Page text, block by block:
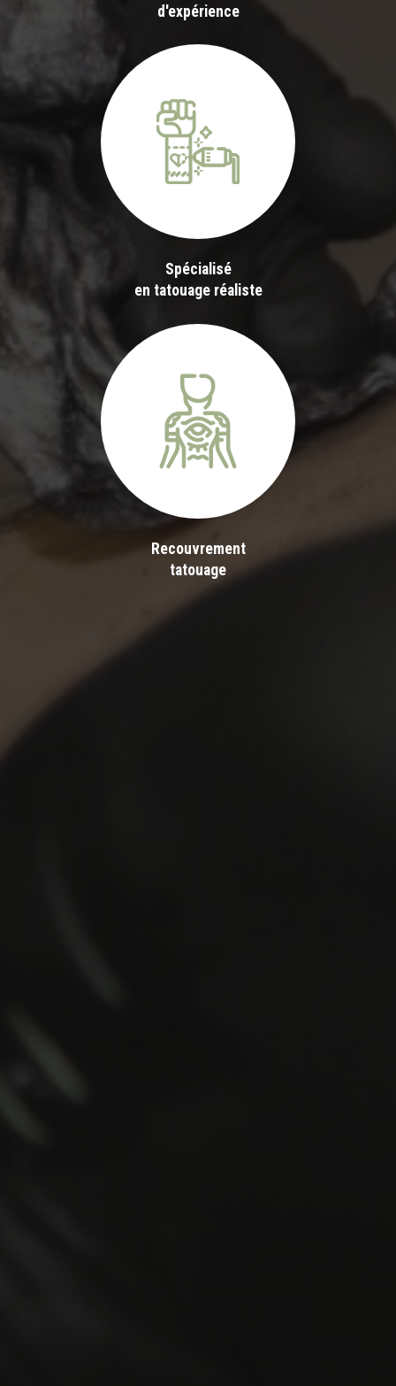
d'expérience
Spécialisé
en tatouage réaliste
Recouvrement
tatouage